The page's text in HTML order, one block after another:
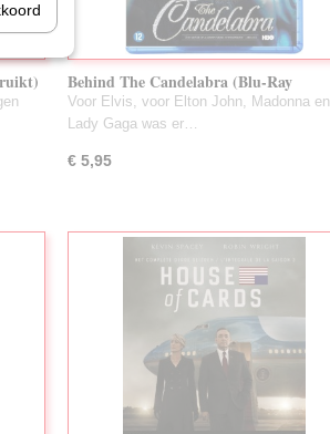
Behind The Candelabra (Blu-Ray
Gebruikt)
Voor Elvis, voor Elton John, Madonna en
Lady Gaga was er…
€ 5,95